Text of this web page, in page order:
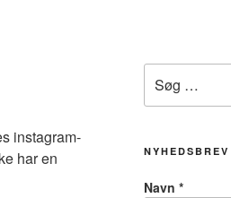
instagram-
har en
efter:
NYHEDSBREV
Navn *